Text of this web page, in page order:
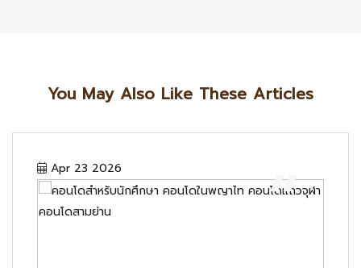
You May Also Like These Articles
Apr 23 2026 “